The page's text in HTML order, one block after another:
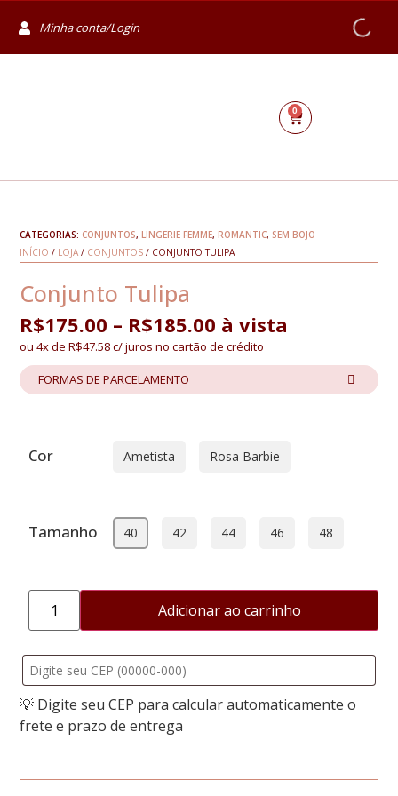
Minha conta/Login
0
CATEGORIAS: CONJUNTOS, LINGERIE FEMME, ROMANTIC, SEM BOJO
INÍCIO / LOJA / CONJUNTOS / CONJUNTO TULIPA
Conjunto Tulipa
R$175.00 – R$185.00 à vista
ou 4x de R$47.58c/ juros no cartão de crédito
FORMAS DE PARCELAMENTO
Cor Ametista Rosa Barbie
Tamanho 40 42 44 46 48
Adicionar ao carrinho
💡 Digite seu CEP para calcular automaticamente o
frete e prazo de entrega